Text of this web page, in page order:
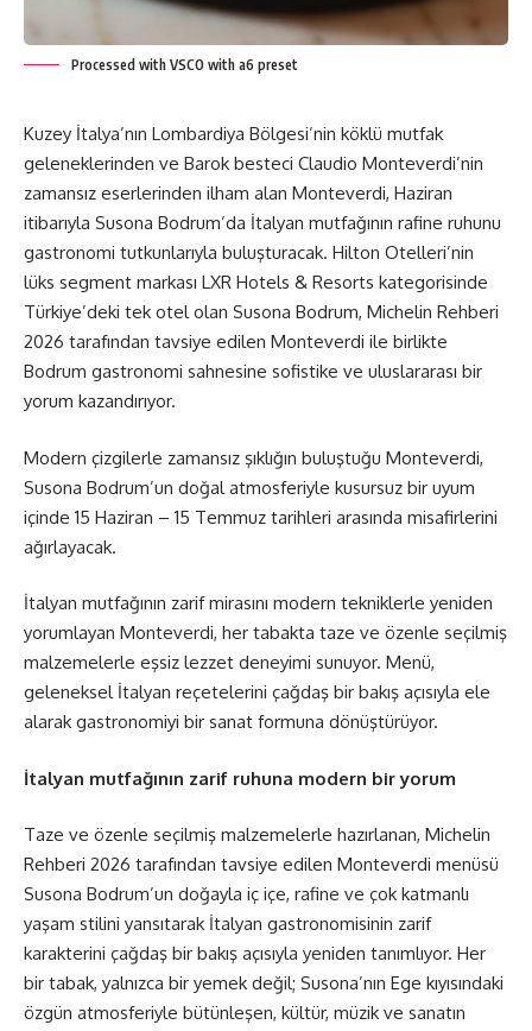
Processed with VSCO with a6 preset
Kuzey İtalya’nın Lombardiya Bölgesi’nin köklü mutfak
geleneklerinden ve Barok besteci Claudio Monteverdi’nin
zamansız eserlerinden ilham alan Monteverdi, Haziran
itibarıyla Susona Bodrum’da İtalyan mutfağının rafine ruhunu
gastronomi tutkunlarıyla buluşturacak. Hilton Otelleri’nin
lüks segment markası LXR Hotels & Resorts kategorisinde
Türkiye’deki tek otel olan Susona Bodrum, Michelin Rehberi
2026 tarafından tavsiye edilen Monteverdi ile birlikte
Bodrum gastronomi sahnesine sofistike ve uluslararası bir
yorum kazandırıyor.
Modern çizgilerle zamansız şıklığın buluştuğu Monteverdi,
Susona Bodrum’un doğal atmosferiyle kusursuz bir uyum
içinde 15 Haziran – 15 Temmuz tarihleri arasında misafirlerini
ağırlayacak.
İtalyan mutfağının zarif mirasını modern tekniklerle yeniden
yorumlayan Monteverdi, her tabakta taze ve özenle seçilmiş
malzemelerle eşsiz lezzet deneyimi sunuyor. Menü,
geleneksel İtalyan reçetelerini çağdaş bir bakış açısıyla ele
alarak gastronomiyi bir sanat formuna dönüştürüyor.
İtalyan mutfağının zarif ruhuna modern bir yorum
Taze ve özenle seçilmiş malzemelerle hazırlanan, Michelin
Rehberi 2026 tarafından tavsiye edilen Monteverdi menüsü
Susona Bodrum’un doğayla iç içe, rafine ve çok katmanlı
yaşam stilini yansıtarak İtalyan gastronomisinin zarif
karakterini çağdaş bir bakış açısıyla yeniden tanımlıyor. Her
bir tabak, yalnızca bir yemek değil; Susona’nın Ege kıyısındaki
özgün atmosferiyle bütünleşen, kültür, müzik ve sanatın